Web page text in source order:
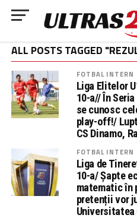
ALL POSTS TAGGED
FOTBAL INTERN
Liga Elitelor
10-a// În
se cunosc
play-off!/
CS Dinamo,
FOTBAL INTERN
Liga de
10-a/ Șapte
matematic în
pretenții vor
Universitatea